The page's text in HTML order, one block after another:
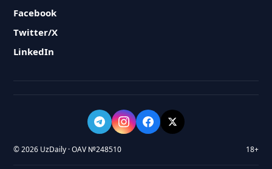
Facebook
Twitter/X
LinkedIn
© 2026 UzDaily · OAV №248510 18+